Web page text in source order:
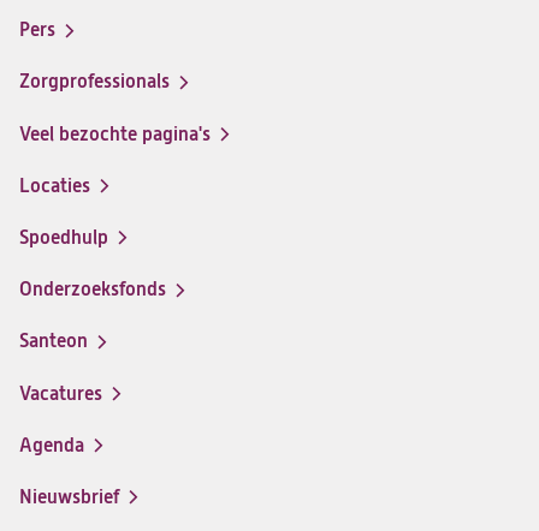
ziekenhuis
op
op
op
menu
Pers
Zorgprofessionals
Veel bezochte pagina's
Locaties
Spoedhulp
Onderzoeksfonds
Santeon
(opent
in
nieuwe
Vacatures
(opent
in
nieuwe
Agenda
Nieuwsbrief